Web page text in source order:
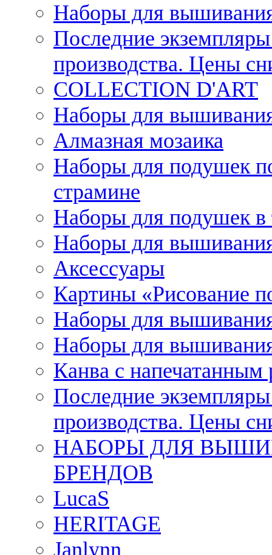
Наборы для
Последние
производства. Цены
COLLECTION D'ART
Наборы для
Алмазная мозаика
Наборы для подушек
страмине
Наборы для подушек в
Наборы для
Аксессуары
Картины «Рисование
Наборы для
Наборы для
Канва с напечатанным
Последние
производства. Цены
НАБОРЫ ДЛЯ
БРЕНДОВ
LucaS
HERITAGE
Janlynn